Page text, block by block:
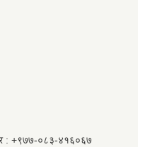
: +९७७-०८३‍-४१६०६७